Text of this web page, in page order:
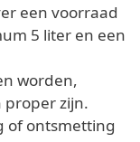
een voorraad
5 liter en een
worden,
zijn.
of ontsmetting